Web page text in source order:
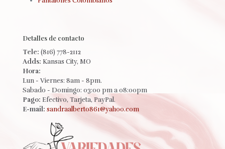
Detalles de contacto
Tele: (816) 778-2112
Adds: Kansas City, MO
Hora:
Lun - Viernes: 8am - 8pm.
Sabado - Domingo: 03:00 pm a 08:00pm
Pago: Efectivo, Tarjeta, PayPal.
E-mail: sandraalberto861@yahoo.com